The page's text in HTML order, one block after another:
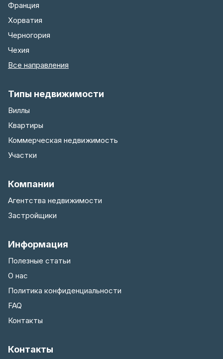
Франция
Хорватия
Черногория
Чехия
Все направления
Типы недвижимости
Виллы
Квартиры
Коммерческая недвижимость
Участки
Компании
Агентства недвижимости
Застройщики
Информация
Полезные статьи
О нас
Политика конфиденциальности
FAQ
Контакты
Контакты